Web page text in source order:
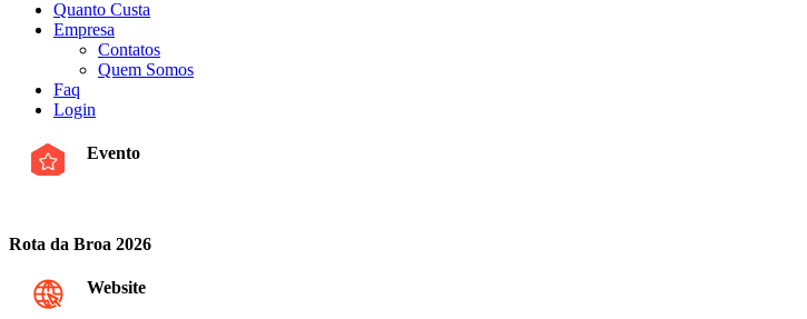
Quanto Custa
Empresa
Contatos
Quem Somos
Faq
Login
Evento
Rota da Broa 2026
Website